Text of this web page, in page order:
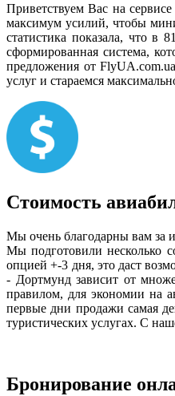
Приветствуем Вас на
максимум усилий, чтобы
статистика показала, что в
сформированная система,
предложения от
услуг и стараемся
Стоимость
Мы очень благодарны вам за
Мы подготовили несколько
опцией +-3 дня, это даст
- Дортмунд зависит от
правилом, для экономии на
первые дни продажи самая
туристических услугах. С
Бронирование